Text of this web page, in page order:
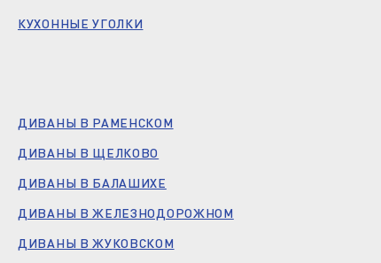
КУХОННЫЕ УГОЛКИ
ДИВАНЫ В РАМЕНСКОМ
ДИВАНЫ В ЩЕЛКОВО
ДИВАНЫ В БАЛАШИХЕ
ДИВАНЫ В ЖЕЛЕЗНОДОРОЖНОМ
ДИВАНЫ В ЖУКОВСКОМ